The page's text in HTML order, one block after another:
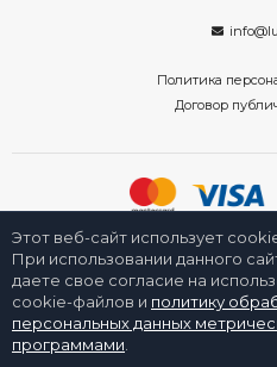
Политика
Договор
2008-2026 © Интернет-магазин
освещения для дома и
Этот веб-сайт использует
При использовании данного
даете свое согласие на
cookie-файлов и политику
персональных данных
программами